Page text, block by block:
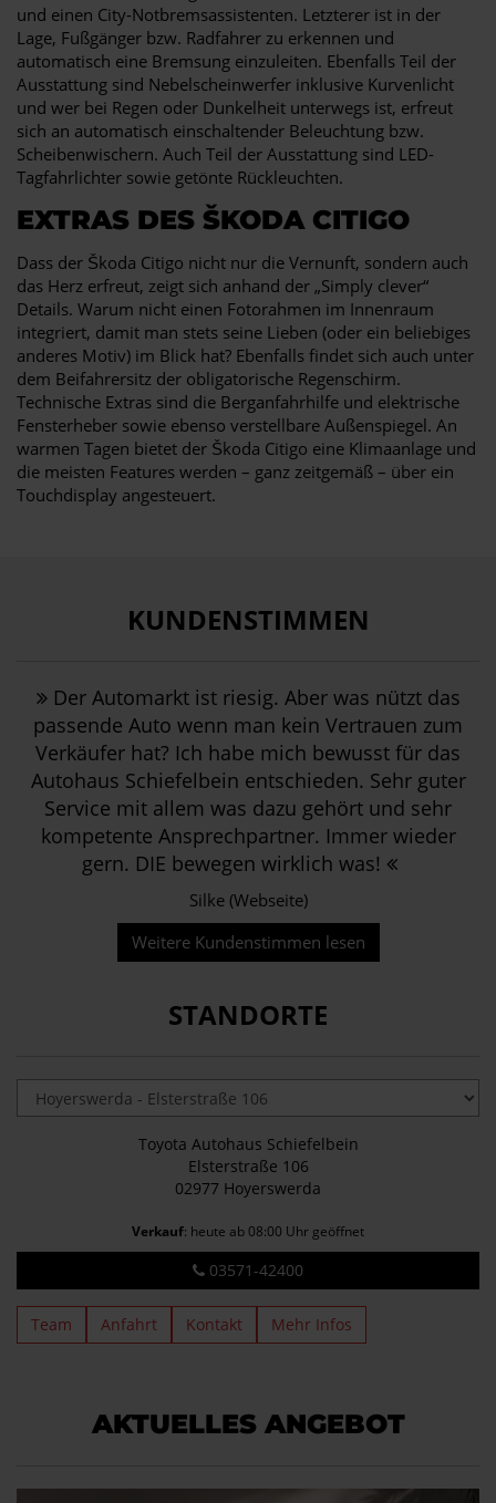
und einen City-Notbremsassistenten. Letzterer ist in der
Lage, Fußgänger bzw. Radfahrer zu erkennen und
automatisch eine Bremsung einzuleiten. Ebenfalls Teil der
Ausstattung sind Nebelscheinwerfer inklusive Kurvenlicht
und wer bei Regen oder Dunkelheit unterwegs ist, erfreut
sich an automatisch einschaltender Beleuchtung bzw.
Scheibenwischern. Auch Teil der Ausstattung sind LED-
Tagfahrlichter sowie getönte Rückleuchten.
EXTRAS DES ŠKODA CITIGO
Dass der Škoda Citigo nicht nur die Vernunft, sondern auch
das Herz erfreut, zeigt sich anhand der „Simply clever“
Details. Warum nicht einen Fotorahmen im Innenraum
integriert, damit man stets seine Lieben (oder ein beliebiges
anderes Motiv) im Blick hat? Ebenfalls findet sich auch unter
dem Beifahrersitz der obligatorische Regenschirm.
Technische Extras sind die Berganfahrhilfe und elektrische
Fensterheber sowie ebenso verstellbare Außenspiegel. An
warmen Tagen bietet der Škoda Citigo eine Klimaanlage und
die meisten Features werden – ganz zeitgemäß – über ein
Touchdisplay angesteuert.
KUNDENSTIMMEN
Der Automarkt ist riesig. Aber was nützt das
passende Auto wenn man kein Vertrauen zum
Verkäufer hat? Ich habe mich bewusst für das
Autohaus Schiefelbein entschieden. Sehr guter
Service mit allem was dazu gehört und sehr
kompetente Ansprechpartner. Immer wieder
gern. DIE bewegen wirklich was!
Silke (Webseite)
Weitere Kundenstimmen lesen
STANDORTE
Toyota Autohaus Schiefelbein
Elsterstraße 106
02977 Hoyerswerda
Verkauf: heute ab 08:00 Uhr geöffnet
03571-42400
Team Anfahrt Kontakt Mehr Infos
AKTUELLES ANGEBOT